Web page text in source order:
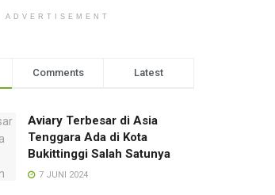
ADVERTISEMENT
Comments Latest
Aviary Terbesar di Asia
Tenggara Ada di Kota
Bukittinggi Salah Satunya
7 JUNI 2024